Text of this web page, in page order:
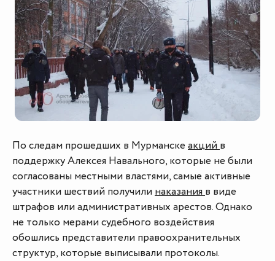
По следам прошедших в Мурманске акций в
поддержку Алексея Навального, которые не были
согласованы местными властями, самые активные
участники шествий получили наказания в виде
штрафов или административных арестов. Однако
не только мерами судебного воздействия
обошлись представители правоохранительных
структур, которые выписывали протоколы.